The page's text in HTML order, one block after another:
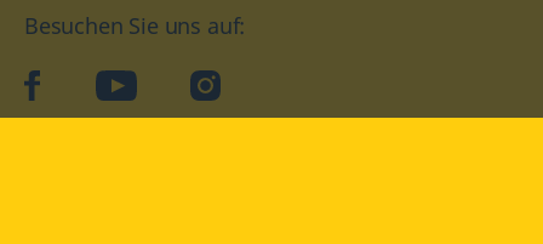
Besuchen Sie uns auf:
facebookYouTube Instagram